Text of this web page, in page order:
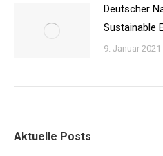
Deutscher
Sustainable
9. Januar 2021
Aktuelle Posts